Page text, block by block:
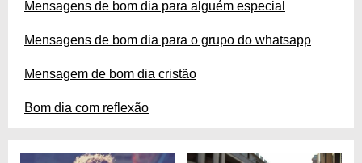
Mensagens de bom dia para alguém especial
Mensagens de bom dia para o grupo do whatsapp
Mensagem de bom dia cristão
Bom dia com reflexão